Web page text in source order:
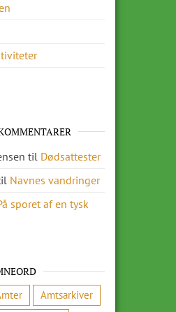
til Dødsattester
Navnes vandringer
sporet af en tysk
Amtsarkiver